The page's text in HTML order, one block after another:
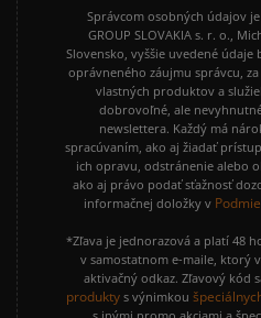
Správcom osobných údajov je
GROUP SLOVAKIA s. r. o.,
Slovensko, vyššie uvedené
oprávneného záujmu správcu,
vlastných produktov a
dobrovoľné, ale
newslettera. Každý má
spracúvaním, ako aj žiadať
ich opravu, odstránenie alebo
ako aj právo podať sťažnosť
informačnej doložky v
*Zľava je jednorazová a platí 48
v samostatnom e-maile, ktorý
aktivačný odkaz. Zľavový kód
produkty s výnimkou